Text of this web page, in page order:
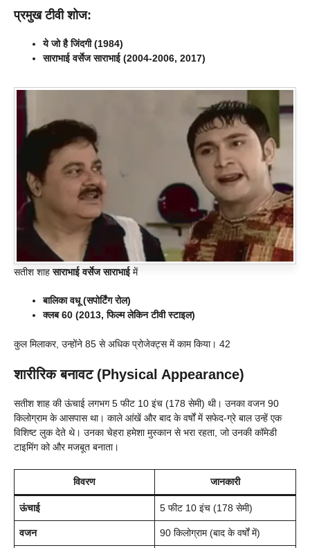
प्रमुख टीवी शोज:
ये जो है जिंदगी (1984)
साराभाई वर्सेज साराभाई (2004-2006, 2017)
सतीश शाहसाराभाई वर्सेज साराभाईमें
बालिका वधू (सपोर्टिंग रोल)
क्लब 60 (2013, फिल्म लेकिन टीवी स्टाइल)
कुल मिलाकर, उन्होंने 85 से अधिक प्रोजेक्ट्स में काम किया। 42
शारीरिक बनावट (Physical Appearance)
सतीश शाह की ऊंचाई लगभग 5 फीट 10 इंच (178 सेमी) थी। उनका वजन 90
किलोग्राम के आसपास था। काले आंखें और बाद के वर्षों में सफेद-ग्रे बाल उन्हें एक
विशिष्ट लुक देते थे। उनका चेहरा हमेशा मुस्कान से भरा रहता, जो उनकी कॉमेडी
टाइमिंग को और मजबूत बनाता।
विवरण जानकारी
ऊंचाई 5 फीट 10 इंच (178 सेमी)
वजन 90 किलोग्राम (बाद के वर्षों में)